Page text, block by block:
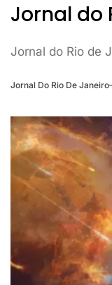
Jornal do
Jornal do Rio de
Jornal Do Rio De Janeiro